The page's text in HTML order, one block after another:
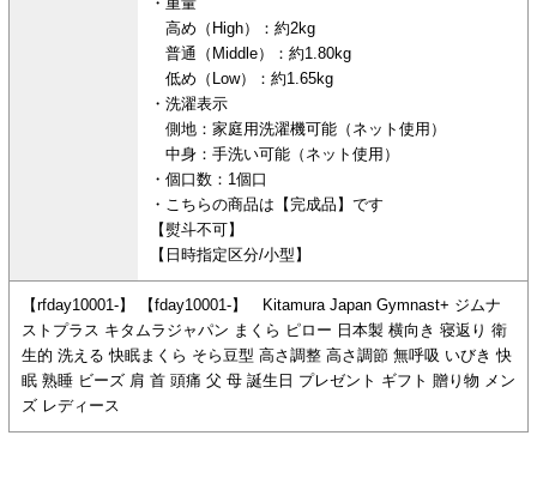
・重量
高め（High）：約2kg
普通（Middle）：約1.80kg
低め（Low）：約1.65kg
・洗濯表示
側地：家庭用洗濯機可能（ネット使用）
中身：手洗い可能（ネット使用）
・個口数：1個口
・こちらの商品は【完成品】です
【熨斗不可】
【日時指定区分/小型】
【rfday10001-】 【fday10001-】 Kitamura Japan Gymnast+ ジムナ
ストプラス キタムラジャパン まくら ピロー 日本製 横向き 寝返り 衛
生的 洗える 快眠まくら そら豆型 高さ調整 高さ調節 無呼吸 いびき 快
眠 熟睡 ビーズ 肩 首 頭痛 父 母 誕生日 プレゼント ギフト 贈り物 メン
ズ レディース